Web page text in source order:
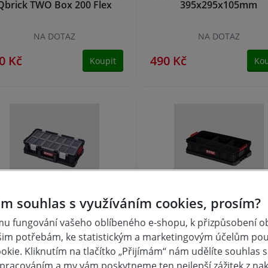
TWO Box 200 Flex
NA DOTAZ
Kč Koupit
395x295x105mm
NA DOTAZ
490 Kč
plastový 526x307x126mm
TWO organizer flex
skladem
Box plastový
Qbrick TWO Box 100
skladem
souhlas s využíváním cookies, prosím?
fungování vašeho oblíbeného e-shopu, k přizpůsobení
potřebám, ke statistickým a marketingovým účelům
Kliknutím na tlačítko „Přijímám“ nám udělíte souhlas